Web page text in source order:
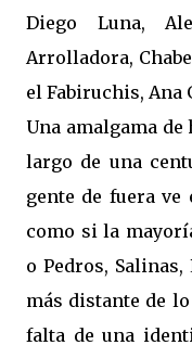
Diego Luna,
Arrolladora,
el Fabiruchis, Ana
Una amalgama
largo de una
gente de fuera ve
como si la
o Pedros,
más distante de
falta de una